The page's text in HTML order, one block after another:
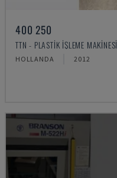
400 250
TTN - PLASTIK IŞLEME MAKINESI
HOLLANDA 2012